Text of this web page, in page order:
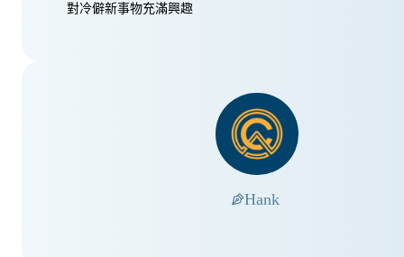
對冷僻新事物充滿興趣
Hank